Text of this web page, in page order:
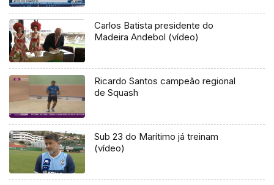
Carlos Batista presidente do
Madeira Andebol (vídeo)
Ricardo Santos campeão regional
de Squash
Sub 23 do Marítimo já treinam
(vídeo)